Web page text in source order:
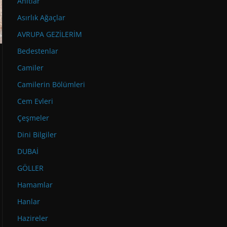
Asırlık Ağaçlar
AVRUPA GEZİLERİM
Bedestenlar
Camiler
Camilerin Bölümleri
Cem Evleri
Çeşmeler
Dini Bilgiler
DUBAİ
GÖLLER
Hamamlar
Hanlar
Hazireler